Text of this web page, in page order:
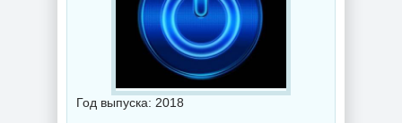
Год выпуска: 2018